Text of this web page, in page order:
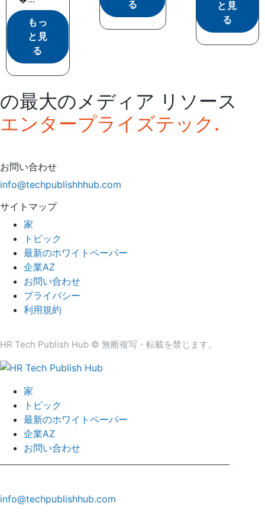
もっ
と見
る
る
と見
る
の最大のメディア リソース
エンタープライズテック.
お問い合わせ
info@techpublishhhub.com
サイトマップ
家
トピック
最新のホワイトペーパー
企業AZ
お問い合わせ
プライバシー
利用規約
HR Tech Publish Hub © 無断複写・転載を禁じます。
家
トピック
最新のホワイトペーパー
企業AZ
お問い合わせ
info@techpublishhub.com